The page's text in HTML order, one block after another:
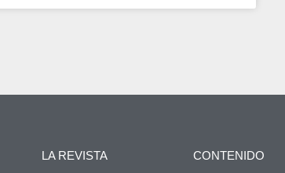
LA REVISTA CONTENIDO